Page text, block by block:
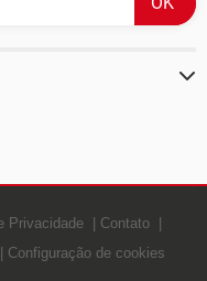
Privacidade
Contato
Configuração de cookies